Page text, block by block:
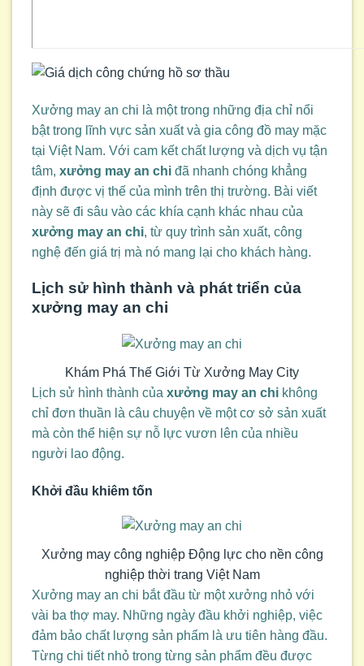
Xưởng may an chi là một trong những địa chỉ nổi
bật trong lĩnh vực sản xuất và gia công đồ may mặc
tại Việt Nam. Với cam kết chất lượng và dịch vụ tận
tâm, xưởng may an chi đã nhanh chóng khẳng
định được vị thế của mình trên thị trường. Bài viết
này sẽ đi sâu vào các khía cạnh khác nhau của
xưởng may an chi, từ quy trình sản xuất, công
nghệ đến giá trị mà nó mang lại cho khách hàng.
Lịch sử hình thành và phát triển của
xưởng may an chi
Khám Phá Thế Giới Từ Xưởng May City
Lịch sử hình thành của xưởng may an chi không
chỉ đơn thuần là câu chuyện về một cơ sở sản xuất
mà còn thể hiện sự nỗ lực vươn lên của nhiều
người lao động.
Khởi đầu khiêm tốn
Xưởng may công nghiệp Động lực cho nền công
nghiệp thời trang Việt Nam
Xưởng may an chi bắt đầu từ một xưởng nhỏ với
vài ba thợ may. Những ngày đầu khởi nghiệp, việc
đảm bảo chất lượng sản phẩm là ưu tiên hàng đầu.
Từng chi tiết nhỏ trong từng sản phẩm đều được